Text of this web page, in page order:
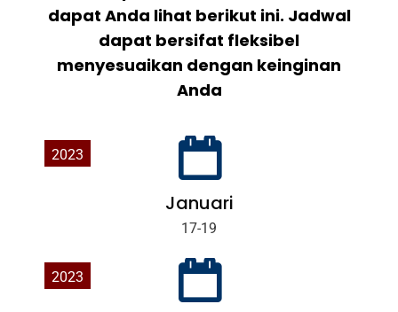
dapat Anda lihat berikut ini. Jadwal
dapat bersifat fleksibel
menyesuaikan dengan keinginan
Anda
Januari
17-19
2023
2023